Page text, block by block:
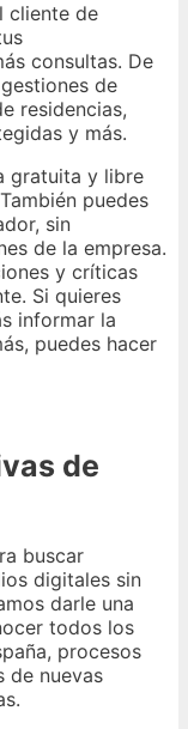
cliente de
consultas. De
de
residencias,
y más.
gratuita y libre
puedes
sin
de la empresa.
y críticas
Si quieres
informar la
puedes hacer
de
buscar
digitales sin
darle una
todos los
procesos
de nuevas